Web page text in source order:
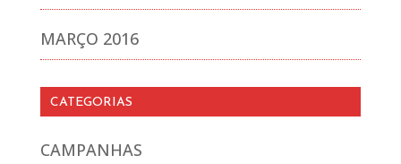
MARÇO 2016
CATEGORIAS
CAMPANHAS